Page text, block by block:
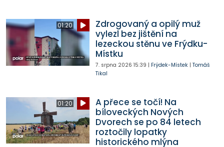
01:20
Zdrogovaný a opilý muž
vylezl bez jištění na
lezeckou stěnu ve Frýdku-
Místku
7. srpna 2026 15:39 | Frýdek-Místek| Tomáš
Tikal
01:20
A přece se točí! Na
bíloveckých Nových
Dvorech se po 84 letech
roztočily lopatky
historického mlýna